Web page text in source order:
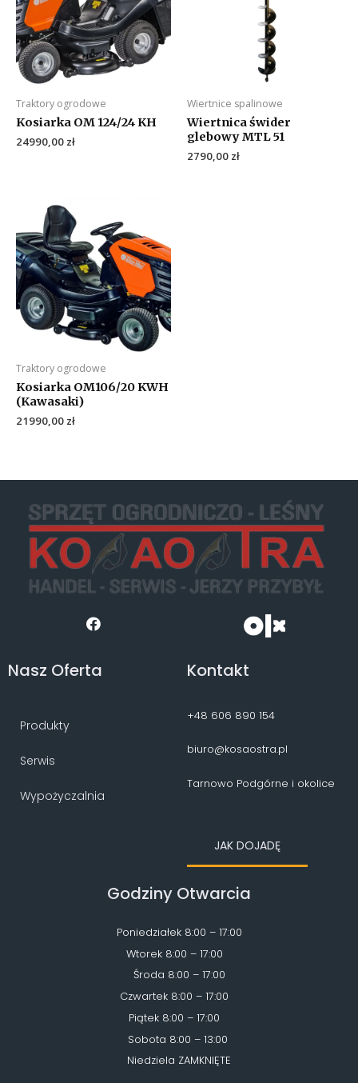
Traktory ogrodowe
Kosiarka OM 124/24 KH
24990,00 zł
Wiertnice spalinowe
Wiertnica świder
glebowy MTL 51
2790,00 zł
Traktory ogrodowe
Kosiarka OM106/20 KWH
(Kawasaki)
21990,00 zł
Nasz Oferta
Produkty
Serwis
Wypożyczalnia
Kontakt
+48 606 890 154
biuro@kosaostra.pl
Tarnowo Podgórne i okolice
JAK DOJADĘ
Godziny Otwarcia
Poniedziałek 8:00 – 17:00
Wtorek 8:00 – 17:00
Środa 8:00 – 17:00
Czwartek 8:00 – 17:00
Piątek 8:00 – 17:00
Sobota 8:00 – 13:00
Niedziela ZAMKNIĘTE